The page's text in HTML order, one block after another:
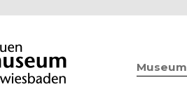
Museum